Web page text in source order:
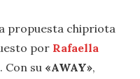
propuesta chipriota
por Rafaella
. Con su «AWAY»,